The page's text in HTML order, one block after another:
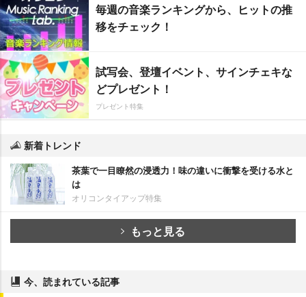
毎週の音楽ランキングから、ヒットの推
移をチェック！
試写会、登壇イベント、サインチェキな
どプレゼント！
プレゼント特集
新着トレンド
茶葉で一目瞭然の浸透力！味の違いに衝撃を受ける水と
は
オリコンタイアップ特集
もっと見る
今、読まれている記事